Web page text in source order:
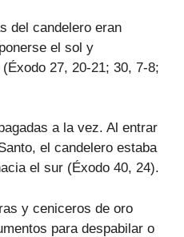
del candelero eran
el sol y
27, 20-21; 30, 7-8;
a la vez. Al entrar
el candelero estaba
el sur (Éxodo 40, 24).
y ceniceros de oro
para despabilar o